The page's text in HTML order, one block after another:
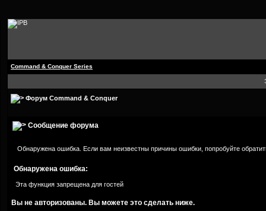
Command & Conquer Series
Форум Command & Conquer
Сообщение форума
Обнаружена ошибка. Если вам неизвестны причины ошибки, попробуйте
Обнаружена ошибка:
Эта функция запрещена для гостей
Вы не авторизованы. Вы можете это сделать ниже.